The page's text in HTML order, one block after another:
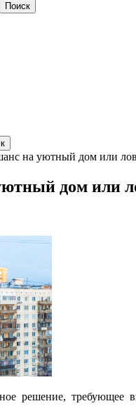
на уютный дом или
дом или
решение, требующее